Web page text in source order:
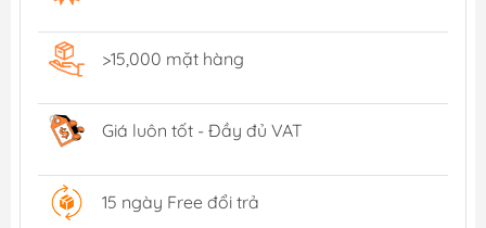
>15,000 mặt hàng
Giá luôn tốt - Đầy đủ VAT
15 ngày Free đổi trả